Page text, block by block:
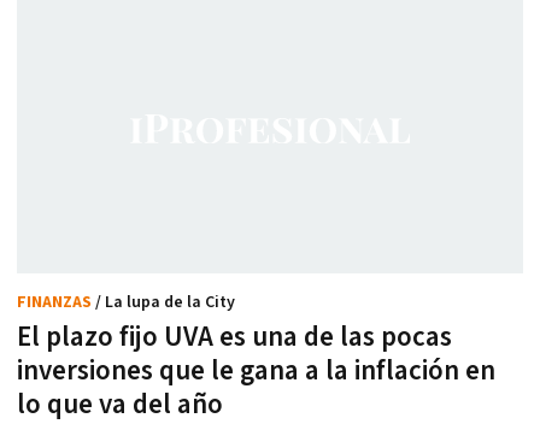
El plazo fijo UVA es una de las pocas
inversiones que le gana a la inflación en
lo que va del año
FINANZAS / La lupa de la City